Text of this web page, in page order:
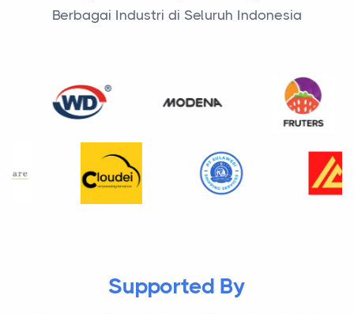
Berbagai Industri di Seluruh Indonesia
Supported By